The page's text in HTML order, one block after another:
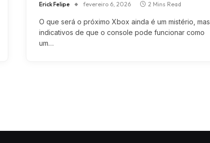
Erick Felipe fevereiro 6, 2026 2 Mins Read
O que será o próximo Xbox ainda é um mistério, mas
indicativos de que o console pode funcionar como
um…